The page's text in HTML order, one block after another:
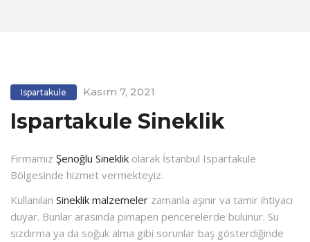
Ispartakule Kasım 7, 2021
Ispartakule Sineklik
Firmamız Şenoğlu Sineklik olarak İstanbul Ispartakule
Bölgesinde hizmet vermekteyiz.
Kullanılan Sineklik malzemeler zamanla aşınır va tamir ihtiyacı
duyar. Bunlar arasında pimapen pencerelerde bulunur. Su
sızdırma ya da soğuk alma gibi sorunlar baş gösterdiğinde